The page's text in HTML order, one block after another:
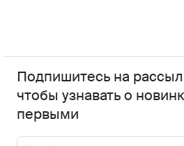
Подпишитесь на
чтобы узнавать о
первыми